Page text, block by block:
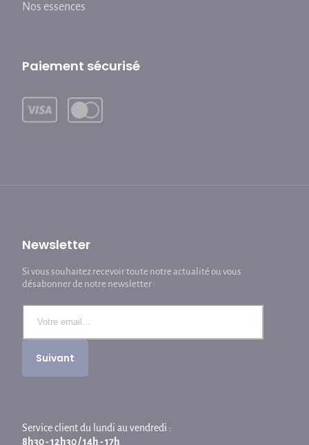
Nos essences
Paiement sécurisé
Newsletter
Si vous souhaitez recevoir toute notre actualité ou vous
désabonner de notre newsletter :
Service client du lundi au vendredi :
8h30 - 12h30 / 14h - 17h